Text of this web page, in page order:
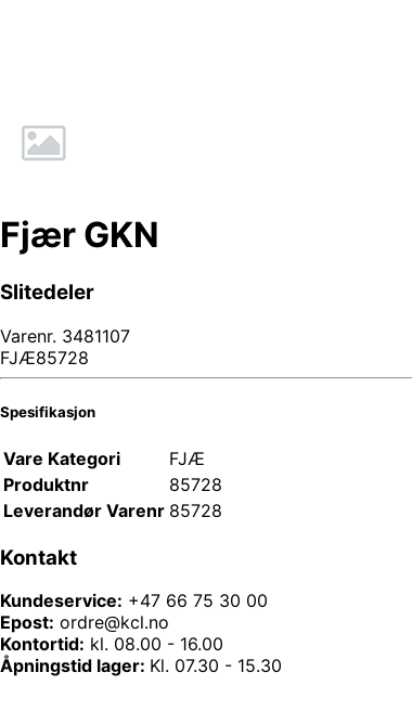
Fjær GKN
Slitedeler
Varenr. 3481107
FJÆ85728
Spesifikasjon
Vare Kategori
FJÆ
Produktnr
85728
Leverandør Varenr 85728
Kontakt
Kundeservice: +47 66 75 30 00
Epost: ordre@kcl.no
Kontortid: kl. 08.00 - 16.00
Åpningstid lager: Kl. 07.30 - 15.30